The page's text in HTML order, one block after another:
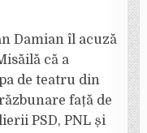
Damian îl acuză
că a
de teatru din
față de
PSD, PNL și